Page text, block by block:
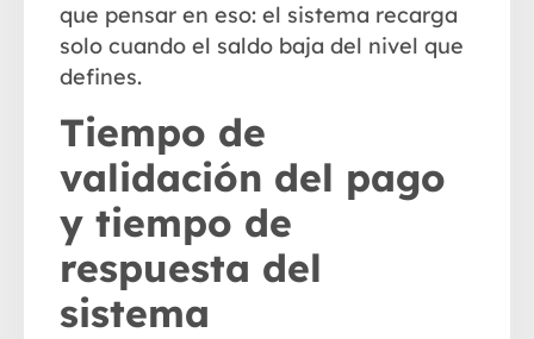
que pensar en eso: el sistema recarga
solo cuando el saldo baja del nivel que
defines.
Tiempo de
validación del pago
y tiempo de
respuesta del
sistema